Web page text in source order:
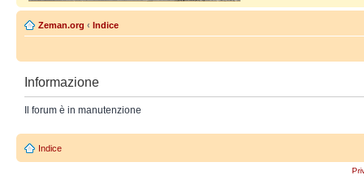
Zeman.org ‹ Indice
Informazione
Il forum è in manutenzione
Indice